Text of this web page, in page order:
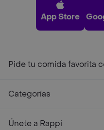
App Store
Pide tu comida favorita
Categorías
Únete a Rappi